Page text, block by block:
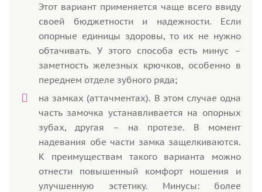
Этот вариант применяется чаще всего ввиду
своей бюджетности и надежности. Если
опорные единицы здоровы, то их не нужно
обтачивать. У этого способа есть минус –
заметность железных крючков, особенно в
переднем отделе зубного ряда;
на замках (аттачментах). В этом случае одна
часть замочка устанавливается на опорных
зубах, другая – на протезе. В момент
надевания обе части замка защелкиваются.
К преимуществам такого варианта можно
отнести повышенный комфорт ношения и
улучшенную эстетику. Минусы: более